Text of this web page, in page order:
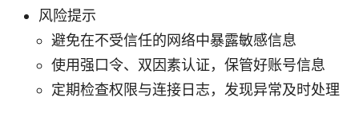
风险提示
避免在不受信任的网络中暴露敏感信息
使用强口令、双因素认证，保管好账号信息
定期检查权限与连接日志，发现异常及时处理